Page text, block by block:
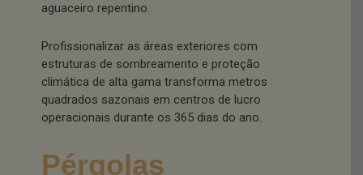
aguaceiro repentino.
Profissionalizar as áreas exteriores com
estruturas de sombreamento e proteção
climática de alta gama transforma metros
quadrados sazonais em centros de lucro
operacionais durante os 365 dias do ano.
Pérgolas